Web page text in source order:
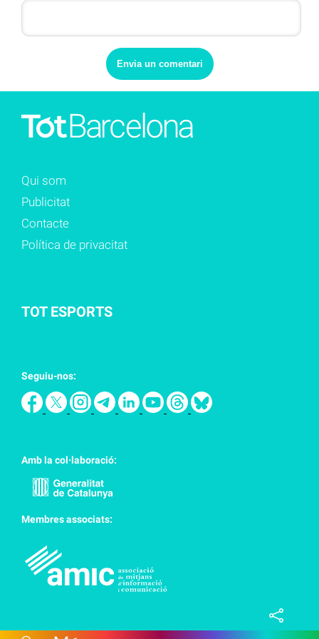
Qui som
Publicitat
Contacte
Política de privacitat
TOT ESPORTS
Seguiu-nos:
Amb la col·laboració:
Membres associats: